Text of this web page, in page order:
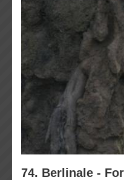
74. Berlinale -